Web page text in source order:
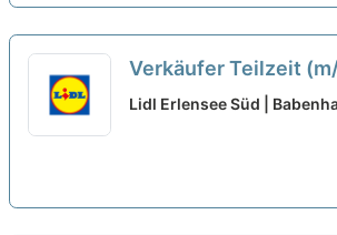
Verkäufer Teilzeit
Lidl Erlensee Süd |